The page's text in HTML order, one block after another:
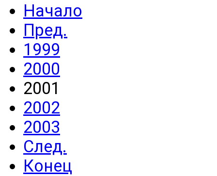
Начало
Пред.
1999
2000
2001
2002
2003
След.
Конец